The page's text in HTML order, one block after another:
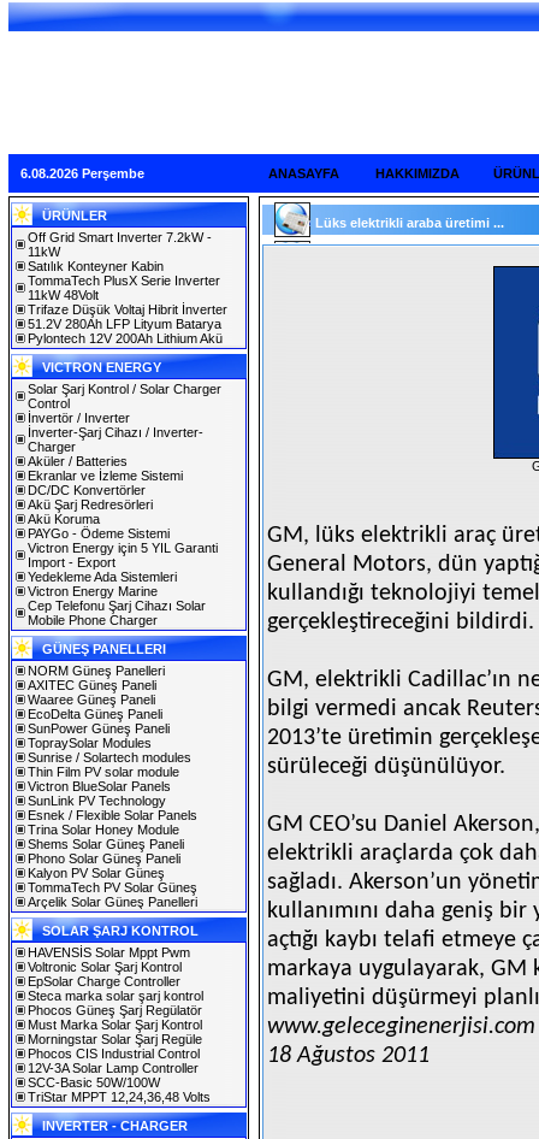
6.08.2026 Perşembe ANASAYFA HAKKIMIZDA
ÜRÜNLER
Off Grid Smart Inverter 7.2kW -
11kW
Satılık Konteyner Kabin
TommaTech PlusX Serie Inverter
11kW 48Volt
Trifaze Düşük Voltaj Hibrit İnverter
51.2V 280Ah LFP Lityum Batarya
Pylontech 12V 200Ah Lithium Akü
VICTRON ENERGY
Solar Şarj Kontrol / Solar Charger
Control
İnvertör / Inverter
İnverter-Şarj Cihazı / Inverter-
Charger
Aküler / Batteries
Ekranlar ve İzleme Sistemi
DC/DC Konvertörler
Akü Şarj Redresörleri
Akü Koruma
PAYGo - Ödeme Sistemi
Victron Energy için 5 YIL Garanti
Import - Export
Yedekleme Ada Sistemleri
Victron Energy Marine
Cep Telefonu Şarj Cihazı Solar
Mobile Phone Charger
GÜNEŞ PANELLERI
NORM Güneş Panelleri
AXITEC Güneş Paneli
Waaree Güneş Paneli
EcoDelta Güneş Paneli
SunPower Güneş Paneli
TopraySolar Modules
Sunrise / Solartech modules
Thin Film PV solar module
Victron BlueSolar Panels
SunLink PV Technology
Esnek / Flexible Solar Panels
Trina Solar Honey Module
Shems Solar Güneş Paneli
Phono Solar Güneş Paneli
Kalyon PV Solar Güneş
TommaTech PV Solar Güneş
Arçelik Solar Güneş Panelleri
SOLAR ŞARJ KONTROL
HAVENSİS Solar Mppt Pwm
Voltronic Solar Şarj Kontrol
EpSolar Charge Controller
Steca marka solar şarj kontrol
Phocos Güneş Şarj Regülatör
Must Marka Solar Şarj Kontrol
Morningstar Solar Şarj Regüle
Phocos CIS Industrial Control
12V-3A Solar Lamp Controller
SCC-Basic 50W/100W
TriStar MPPT 12,24,36,48 Volts
INVERTER - CHARGER
Lüks elektrikli araba üretimi ...
GM, lüks elektrikli araç
General Motors, dün
kullandığı teknolojiyi
gerçekleştireceğini bildirdi.
GM, elektrikli Cadillac’ın
bilgi vermedi ancak
2013’te üretimin
sürüleceği düşünülüyor.
GM CEO’su Daniel
elektrikli araçlarda çok
sağladı. Akerson’un
kullanımını daha geniş
açtığı kaybı telafi etmeye
markaya uygulayarak, GM
maliyetini düşürmeyi
www.geleceginenerjisi.com
18 Ağustos 2011